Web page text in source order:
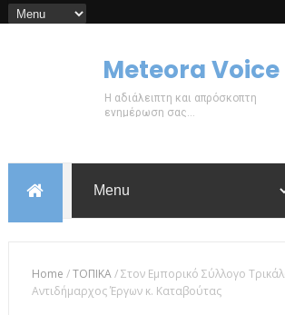
Meteora Voice
Η αδιάλειπτη και απρόσκοπτη
ενημέρωση σας...
Home /ΤΟΠΙΚΑ/Στον Εμπορικό Σύλλογο
Αντιδήμαρχος Έργων κ. Καταβούτας